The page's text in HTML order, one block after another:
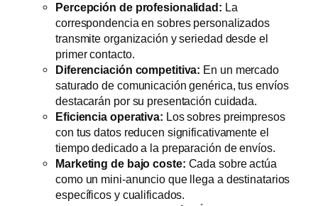
Percepción de profesionalidad: La
correspondencia en sobres personalizados
transmite organización y seriedad desde el
primer contacto.
Diferenciación competitiva: En un mercado
saturado de comunicación genérica, tus envíos
destacarán por su presentación cuidada.
Eficiencia operativa: Los sobres preimpresos
con tus datos reducen significativamente el
tiempo dedicado a la preparación de envíos.
Marketing de bajo coste: Cada sobre actúa
como un mini-anuncio que llega a destinatarios
específicos y cualificados.